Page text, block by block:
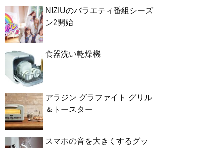
NIZIUのバラエティ番組シーズ
ン2開始
食器洗い乾燥機
アラジン グラファイト グリル
＆トースター
スマホの音を大きくするグッ